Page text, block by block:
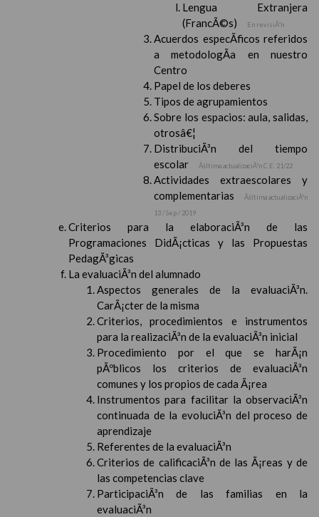
Lengua Extranjera
(FrancÃ©s)
En revisiÃ³n
Acuerdos especÃ­ficos referidos
a metodologÃ­a en nuestro
Centro
Papel de los deberes
Tipos de agrupamientos
Sobre los espacios: aula, salidas,
otrosâ€¦
DistribuciÃ³n del tiempo
escolar
Ãšltima actualizaciÃ³n C.E. 21/22
Actividades extraescolares y
complementarias
Ãšltima actualizaciÃ³n
13 / Sep / 2019
Criterios para la elaboraciÃ³n de las
Programaciones DidÃ¡cticas y las Propuestas
PedagÃ³gicas
La evaluaciÃ³n del alumnado
Aspectos generales de la evaluaciÃ³n.
CarÃ¡cter de la misma
Criterios, procedimientos e instrumentos
para la realizaciÃ³n de la evaluaciÃ³n inicial
Procedimiento por el que se harÃ¡n
pÃºblicos los criterios de evaluaciÃ³n
comunes y los propios de cada Ã¡rea
Instrumentos para facilitar la observaciÃ³n
continuada de la evoluciÃ³n del proceso de
aprendizaje
Referentes de la evaluaciÃ³n
Criterios de calificaciÃ³n de las Ã¡reas y de
las competencias clave
ParticipaciÃ³n de las familias en la
evaluaciÃ³n